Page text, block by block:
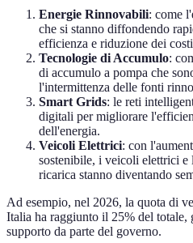
Energie Rinnovabili: come
che si stanno diffondendo
efficienza e riduzione dei
Tecnologie di Accumulo:
di accumulo a pompa che
l'intermittenza delle fonti
Smart Grids: le reti
digitali per migliorare
dell'energia.
Veicoli Elettrici: con
sostenibile, i veicoli elettrici e
ricarica stanno diventando
Ad esempio, nel 2026, la quota di
Italia ha raggiunto il 25% del
supporto da parte del governo.